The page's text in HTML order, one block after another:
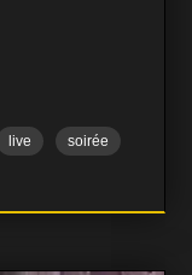
du jazz,
à tous
ambiance
de
où le
des
et
formulaire…
live
soirée